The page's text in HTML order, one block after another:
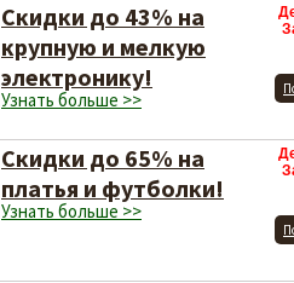
Скидки до 43% на
крупную и мелкую
электронику!
Узнать больше >>
Скидки до 65% на
платья и футболки!
Узнать больше >>